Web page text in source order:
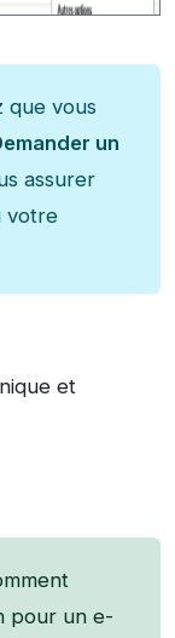
que vous
un
assurer
votre
et
pour un e-